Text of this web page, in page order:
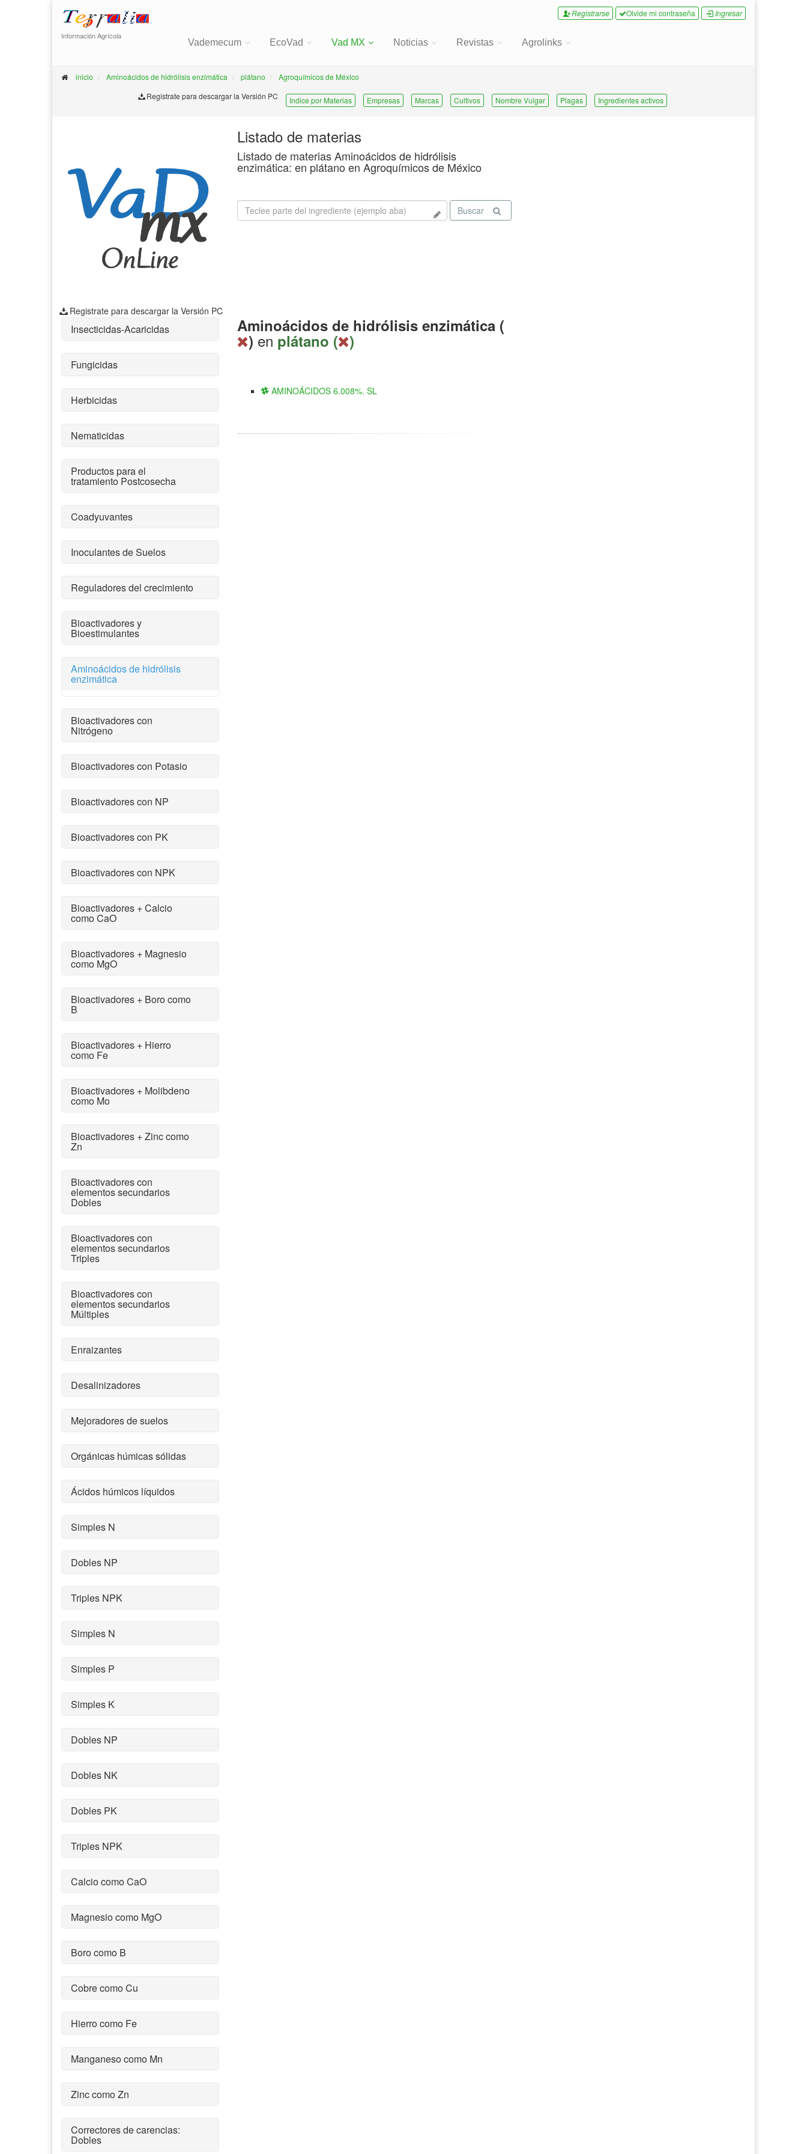
Información Agrícola
Registrarse Olvide mi contraseña Ingresar
Vademecum EcoVad Vad MX Noticias Revistas Agrolinks
inicio Aminoácidos de hidrólisis enzimática plátano
Agroquímicos de México
Registrate para descargar la Versión PC
Indice por Materias Empresas Marcas Cultivos Nombre Vulgar Plagas Ingredientes activos
Registrate para descargar la Versión PC
Listado de materias
Listado de materias Aminoácidos de hidrólisis
enzimática: en plátano en Agroquímicos de México
Buscar
Insecticidas-Acaricidas
Fungicidas
Herbicidas
Nematicidas
Productos para el
tratamiento Postcosecha
Coadyuvantes
Inoculantes de Suelos
Reguladores del crecimiento
Bioactivadores y
Bioestimulantes
Aminoácidos de hidrólisis
enzimática
Bioactivadores con
Nitrógeno
Bioactivadores con Potasio
Bioactivadores con NP
Bioactivadores con PK
Bioactivadores con NPK
Bioactivadores + Calcio
como CaO
Bioactivadores + Magnesio
como MgO
Bioactivadores + Boro como
B
Bioactivadores + Hierro
como Fe
Bioactivadores + Molibdeno
como Mo
Bioactivadores + Zinc como
Zn
Bioactivadores con
elementos secundarios
Dobles
Bioactivadores con
elementos secundarios
Triples
Bioactivadores con
elementos secundarios
Múltiples
Enraizantes
Desalinizadores
Mejoradores de suelos
Orgánicas húmicas sólidas
Ácidos húmicos líquidos
Simples N
Dobles NP
Triples NPK
Simples N
Simples P
Simples K
Dobles NP
Dobles NK
Dobles PK
Triples NPK
Calcio como CaO
Magnesio como MgO
Boro como B
Cobre como Cu
Hierro como Fe
Manganeso como Mn
Zinc como Zn
Correctores de carencias:
Dobles
Aminoácidos de hidrólisis enzimática (
) en plátano ( )
AMINOÁCIDOS 6.008%. SL